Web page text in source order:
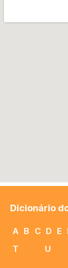
Dicionário
A B C D E
T
U